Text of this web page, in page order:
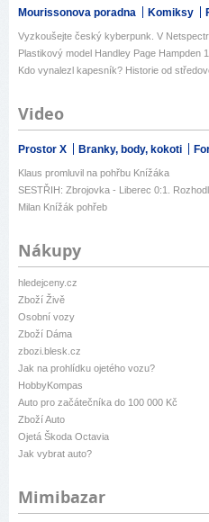
Mourissonova poradna Komiksy
Vyzkoušejte český kyberpunk. V
Plastikový model Handley Page Hampden
Kdo vynalezl kapesník? Historie od
Video
Prostor X Branky, body, kokoti
Klaus promluvil na pohřbu Knížáka
SESTŘIH: Zbrojovka - Liberec 0:1.
Milan Knížák pohřeb
Nákupy
hledejceny.cz
Zboží Živě
Osobní vozy
Zboží Dáma
zbozi.blesk.cz
Jak na prohlídku ojetého vozu?
HobbyKompas
Auto pro začátečníka do 100 000 Kč
Zboží Auto
Ojetá Škoda Octavia
Jak vybrat auto?
Mimibazar